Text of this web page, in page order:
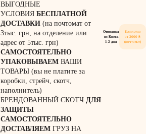
ВЫГОДНЫЕ
УСЛОВИЯ БЕСПЛАТНОЙ
ДОСТАВКИ(на почтомат от
3тыс. грн, на отделение или
адрес от 5тыс. грн)
САМОСТОЯТЕЛЬНО
УПАКОВЫВАЕМВАШИ
ТОВАРЫ (вы не платите за
коробки, стрейч, скотч,
наполнитель)
БРЕНДОВАННЫЙ СКОТЧ ДЛЯ
ЗАЩИТЫ
САМОСТОЯТЕЛЬНО
ДОСТАВЛЯЕМГРУЗ НА
Отправка
из Киева
1-2 дня
Бесплатно
от 3000 ₴
(почтомат)